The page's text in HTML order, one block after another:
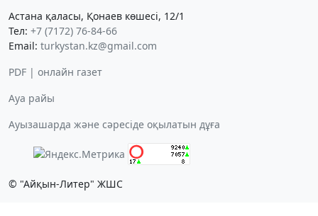
Астана қаласы, Қонаев көшесі, 12/1
Тел: +7 (7172) 76-84-66
Email: turkystan.kz@gmail.com
PDF | онлайн газет
Ауа райы
Ауызашарда және сәресіде оқылатын дұға
© "Айқын-Литер" ЖШС